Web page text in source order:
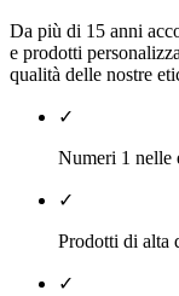
Da più di 15 anni
e prodotti
qualità delle nostre
✓
Numeri 1 nelle
✓
Prodotti di alta
✓